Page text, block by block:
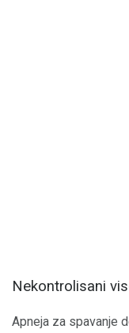
Nekontrolisani
Apneja za spavanje